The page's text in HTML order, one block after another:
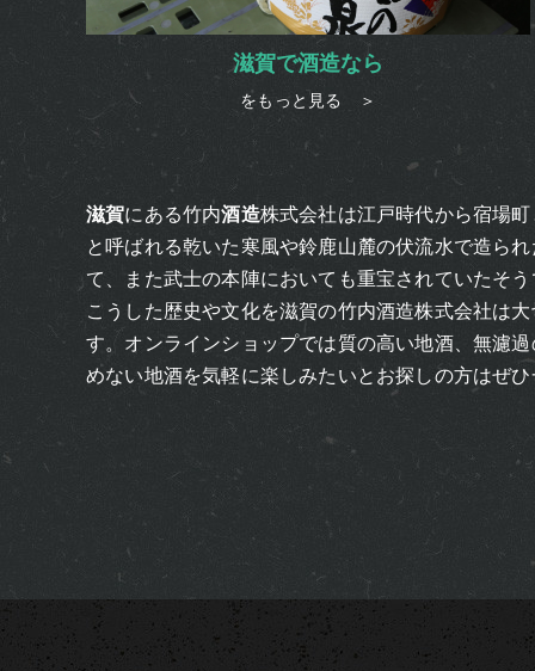
滋賀で酒造なら
をもっと見る ＞
滋賀にある竹内酒造株式会社は江戸時代から宿場
と呼ばれる乾いた寒風や鈴鹿山麓の伏流水で造ら
て、また武士の本陣においても重宝されていたそ
こうした歴史や文化を滋賀の竹内酒造株式会社は
す。オンラインショップでは質の高い地酒、無濾
めない地酒を気軽に楽しみたいとお探しの方はぜ